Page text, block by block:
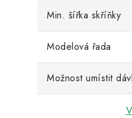
Min. šířka skříňky
Modelová řada
Možnost umístit